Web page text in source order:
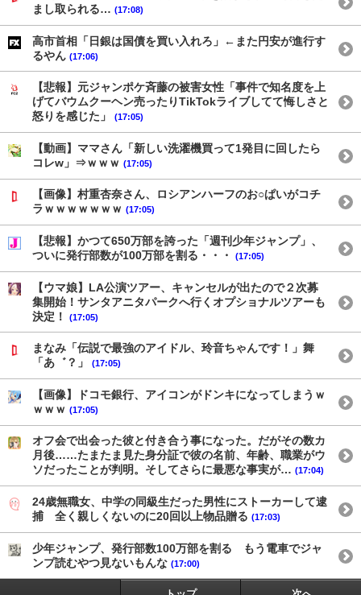
まし取られる… (17:08)
高市首相「日銀は国債を買い入れろ」←また円安が進行す
るやん (17:06)
【悲報】元ジャンポケ斉藤の被害女性「事件で知名度を上
げてバウムクーヘン売ったりTikTokライブしてて悔しさと
怒りを感じた」
(17:05)
【動画】ママさん「新しい洗濯機買って1発目に回したら
コレw」⇒ｗｗｗ (17:05)
【画像】村重杏奈さん、ロシアンハーフのお○ぱいがコチ
ラｗｗｗｗｗｗｗ (17:05)
【悲報】かつて650万部を誇った「週刊少年ジャンプ」、
ついに発行部数が100万部を割る・・・
(17:05)
【ウマ娘】LA公演ツアー、キャンセルが出たので２次募
集開始！サンタアニタパークへ行くオプショナルツアーも
決定！
(17:05)
まなみ「伝説で最強のアイドル、玲音ちゃんです！」舞
「あ゛？」
(17:05)
【画像】ドコモ銀行、アイコンがドンキになってしまうｗ
ｗｗｗ (17:05)
オフ会で出会った彼と付き合う事になった。だがその数カ
月後……たまたま見た身分証で彼の名前、年齢、職業がウ
ソだったことが判明。そしてさらに最悪な事実が… (17:04)
24歳無職女、中学の同級生だった男性にストーカーして逮
捕 全く親しくないのに20回以上物品贈る (17:03)
少年ジャンプ、発行部数100万部を割る もう電車でジャ
ンプ読むやつ見ないもんな (17:00)